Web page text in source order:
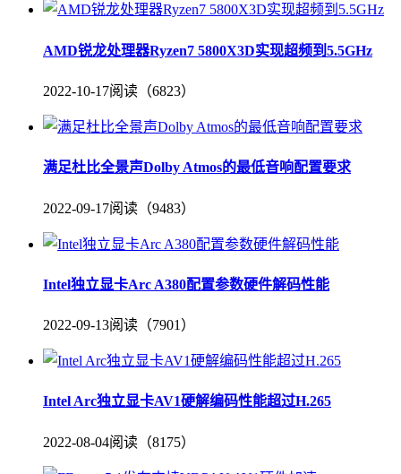
AMD锐龙处理器Ryzen7 5800X3D实现超频到5.5GHz
2022-10-17阅读（6823）
满足杜比全景声Dolby Atmos的最低音响配置要求
2022-09-17阅读（9483）
Intel独立显卡Arc A380配置参数硬件解码性能
2022-09-13阅读（7901）
Intel Arc独立显卡AV1硬解编码性能超过H.265
2022-08-04阅读（8175）